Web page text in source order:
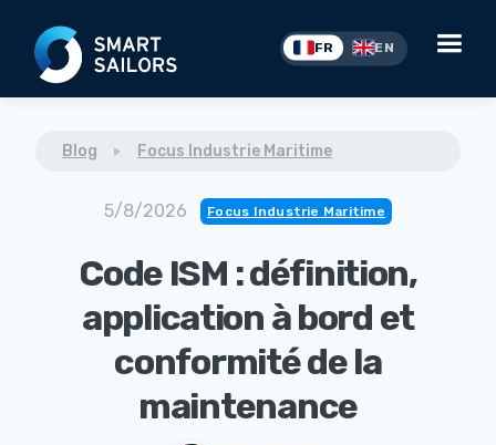
FR EN
Blog Focus Industrie Maritime
5/8/2026 Focus Industrie Maritime
Code ISM : définition,
application à bord et
conformité de la
maintenance